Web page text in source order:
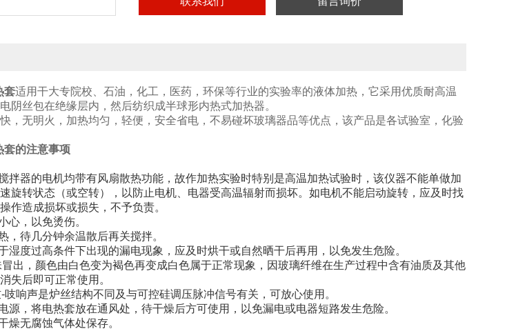
套适用干大专院校、石油，化工，医药，环保等行业的实验率的液体加热，它采用优质耐高温
阴丝包在绝缘层内，然后纺织成半球形内热式加热器。
，无明火，加热均匀，轻便，安全省电，不易碰坏玻璃器品等优点，该产品是各试验室，化验
套的注意事项
拌器的电机均带有风扇散热功能，故作加热实验时特别是高温加热试验时，该仪器不能单做加
旋转状态（或空转），以防止电机、电器受高温辐射而损坏。如电机不能启动旋转，应及时找
作造成损坏或损失，不予负责。
心，以免烫伤。
，待几分钟余温散后再关搅拌。
湿度过高条件下出现的漏电现象，应及时烘干或自然晒干后再用，以免发生危险。
出，颜色由白色变为褐色再变成白色属于正常现象，因玻璃纤维在生产过程中含有油质及其他
失后即可正常使用。
响声是炉丝结构不同及与可控硅调压脉冲信号有关，可放心使用。
源，将电热套放在通风处，待干燥后方可使用，以免漏电或电器短路发生危险。
燥无腐蚀气体处保存。